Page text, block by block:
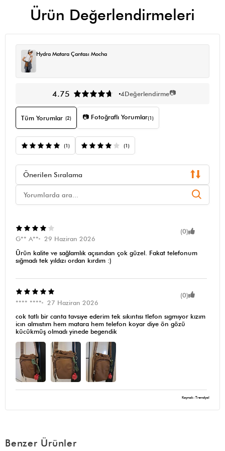
Ürün Değerlendirmeleri
Hydra Matara Çantası Mocha
4.75 4Değerlendirme📷
Tüm Yorumlar (2) 📷 Fotoğraflı Yorumlar(1)
(1) (1)
Önerilen Sıralama
(0)
G** A**
29 Haziran 2026
Ürün kalite ve sağlamlık açısından çok güzel. Fakat telefonum
sığmadı tek yıldızı ordan kırdım :)
(0)
**** ****
27 Haziran 2026
cok tatlı bir canta tavsıye ederim tek sıkıntısı tlefon sıgmıyor kızım
icın almıstım hem matara hem telefon koyar diye ön gözü
kücükmüş olmadı yinede begendik
Kaynak: Trendyol
Benzer Ürünler